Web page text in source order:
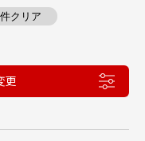
クリア
更